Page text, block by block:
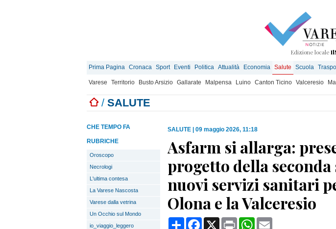
Edizione locale
Prima Pagina Cronaca Sport Eventi Politica Attualità Economia Salute Scuola
Varese Territorio Busto Arsizio Gallarate Malpensa Luino Canton Ticino Valceresio
/ SALUTE
CHE TEMPO FA
RUBRICHE
Oroscopo
Necrologi
L'ultima contesa
La Varese Nascosta
Varese dalla vetrina
Un Occhio sul Mondo
io_viaggio_leggero
SALUTE 09 maggio 2026, 11:18
Asfarm si allarga:
progetto della seconda
nuovi servizi sanitari
Olona e la Valceresio
CondividiFacebook
X Print WhatsApp